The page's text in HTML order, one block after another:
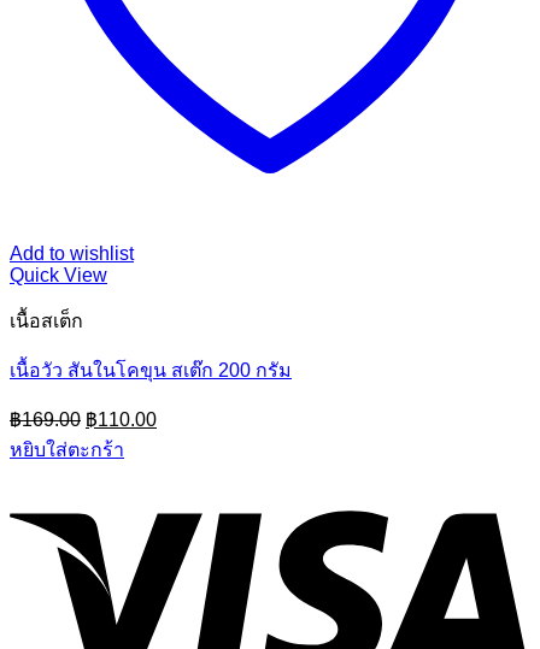
Add to wishlist
Quick View
เนื้อสเต็ก
เนื้อวัว สันในโคขุน สเต๊ก 200 กรัม
฿169.00 Original
price
was:
฿110.00Current
price
หยิบใส่ตะกร้า